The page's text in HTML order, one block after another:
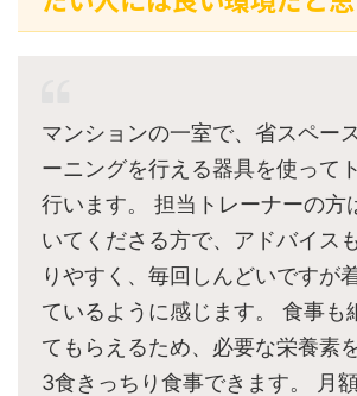
マンションの一室で、省スペー
ーニングを行える器具を使って
行います。 担当トレーナーの方
いてくださる方で、アドバイス
りやすく、毎回しんどいですが
ているように感じます。 食事も
てもらえるため、必要な栄養素
3食きっちり食事できます。 月